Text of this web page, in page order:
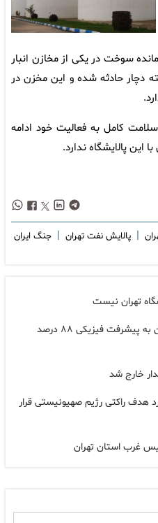
سوخت در یکی از مخازن انبار
حادثه شده و این مخزن در
سلامت کامل به فعالیت خود ادامه
این پالایشگاه ندارد.
| پالایش نفت تهران | جنگ ایران
تهران نیست
پروژه بنزین‌سازی پالایشگاه تهران به پیشرفت فیزیکی ۸۸ درصد
خارج شد
هدف راکتی رژیم صهیونیستی قرار